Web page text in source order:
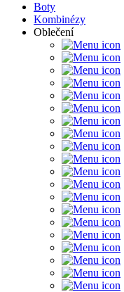
Boty
Kombinézy
Oblečení